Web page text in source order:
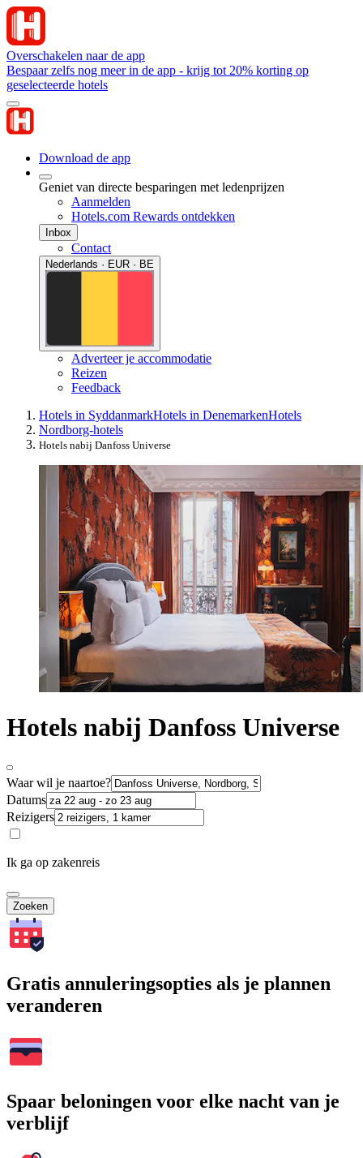
Overschakelen naar de app
Bespaar zelfs nog meer in de app - krijg tot 20% korting op
geselecteerde hotels
Download de app
Geniet van directe besparingen met ledenprijzen
Aanmelden
Hotels.com Rewards ontdekken
Inbox
Contact
Nederlands · EUR · BE
Adverteer je accommodatie
Reizen
Feedback
Hotels in SyddanmarkHotels in DenemarkenHotels
Nordborg-hotels
Hotels nabij Danfoss Universe
Hotels nabij Danfoss Universe
Waar wil je naartoe?
Datums
Reizigers
Ik ga op zakenreis
Zoeken
Gratis annuleringsopties als je plannen
veranderen
Spaar beloningen voor elke nacht van je
verblijf